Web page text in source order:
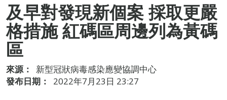
及早對發現新個案 採取更嚴
格措施 紅碼區周邊列為黃碼
區
來源：
新型冠狀病毒感染應變協調中心
發布日期：
2022年7月23日 23:27